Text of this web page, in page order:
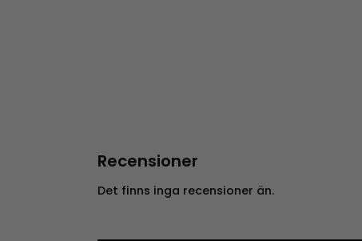
Recensioner
Det finns inga recensioner än.